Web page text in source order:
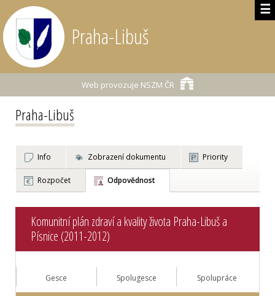
☰
Praha-Libuš
Web provozuje NSZM ČR
Praha-Libuš
Info Zobrazení dokumentu Priority
Rozpočet Odpovědnost
Komunitní plán zdraví a kvality života Praha-Libuš a
Písnice (2011-2012)
Gesce Spolugesce Spolupráce